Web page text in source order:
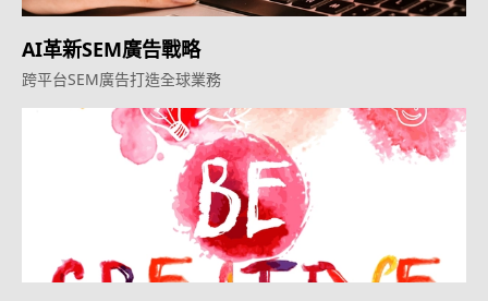
AI革新SEM廣告戰略
跨平台SEM廣告打造全球業務